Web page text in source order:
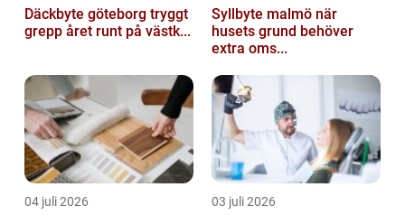
Däckbyte göteborg tryggt
grepp året runt på västk...
Syllbyte malmö när
husets grund behöver
extra oms...
04 juli 2026 03 juli 2026